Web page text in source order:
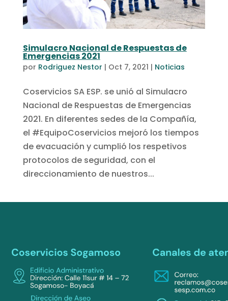
Simulacro Nacional de Respuestas de
Emergencias 2021
por Rodriguez Nestor | Oct 7, 2021 | Noticias
Coservicios SA ESP. se unió al Simulacro
Nacional de Respuestas de Emergencias
2021. En diferentes sedes de la Compañía,
el #EquipoCoservicios mejoró los tiempos
de evacuación y cumplió los respetivos
protocolos de seguridad, con el
direccionamiento de nuestros...